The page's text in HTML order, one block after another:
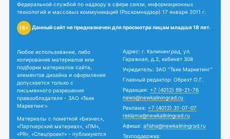
Федеральной службой по надзору в сфере связи, информационных
технологий и массовых коммуникаций (Роскомнадзор) 17 января 2011 г.
18+ Данный сайт не предназначен для просмотра лицам младше 18 лет.
Любое использование, либо
копирование материалов или
подборки материалов сайта,
элементов дизайна и оформления
допускается только с
письменного разрешения
правообладателя - ЗАО «Твик
Маркетинг».
Материалы с пометкой «Бизнес»,
«Партнерский материал», «ПМ»,
«PR», «Спецпроект» - публикуются
Адрес: г. Калининград, ул.
Гаражная, д.2, кабинет 308
Учредитель: ЗАО "Твик Маркетинг"
Главный редактор: Обрехт О.Г.
Редакция: +7 (4012) 99-21-76
news@newkaliningrad.ru
Реклама: +7 (4012) 31-07-07
reklama@newkaliningrad.ru
Афиша: afisha@newkaliningrad.ru
Техподдержка: